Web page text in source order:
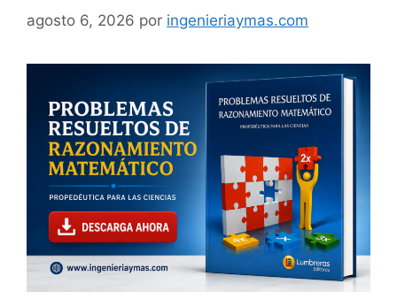
agosto 6, 2026 por ingenieriaymas.com